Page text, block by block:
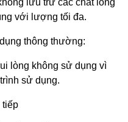
lưu trữ các chất lỏng
với lượng tối đa.
thông thường:
lòng không sử dụng vì
sử dụng.
tiếp